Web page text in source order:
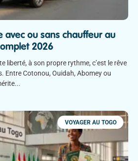
avec ou sans chauffeur au
2026
liberté, à son propre rythme, c’est le rêve
Entre Cotonou, Ouidah, Abomey ou
VOYAGER AU TOGO